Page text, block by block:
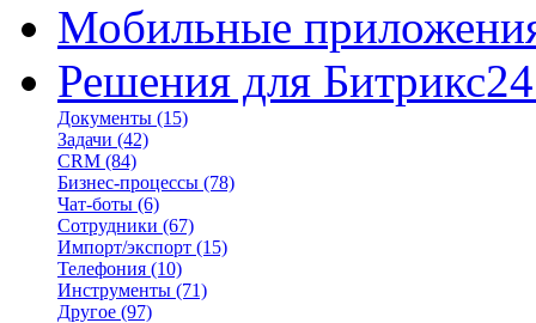
Мобильные
Решения для Битрикс24
Документы (15)
Задачи (42)
CRM (84)
Бизнес-процессы (78)
Чат-боты (6)
Сотрудники (67)
Импорт/экспорт (15)
Телефония (10)
Инструменты (71)
Другое (97)